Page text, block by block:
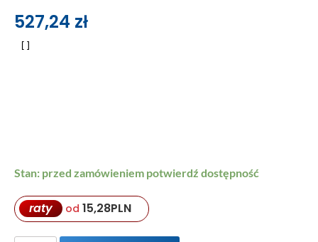
527,24 zł
Stan: przed zamówieniem potwierdź dostępność
raty od 15,28PLN